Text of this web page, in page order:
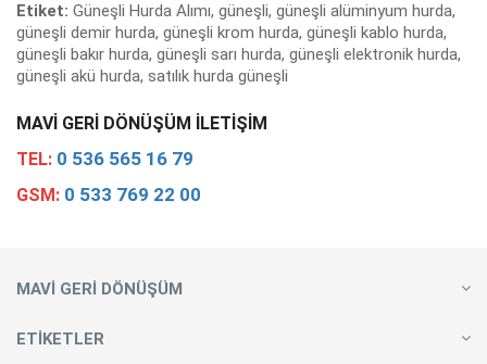
Etiket: Güneşli Hurda Alımı, güneşli, güneşli alüminyum hurda,
güneşli demir hurda, güneşli krom hurda, güneşli kablo hurda,
güneşli bakır hurda, güneşli sarı hurda, güneşli elektronik hurda,
güneşli akü hurda, satılık hurda güneşli
MAVI GERI DÖNÜŞÜM İLETIŞIM
TEL: 0 536 565 16 79
GSM: 0 533 769 22 00
MAVI GERI DÖNÜŞÜM
ETİKETLER